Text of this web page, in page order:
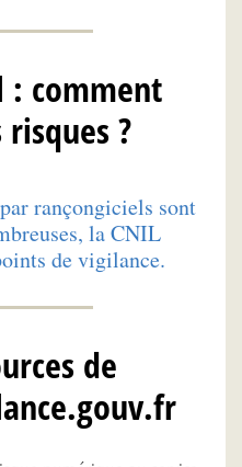
: comment
?
rançongiciels sont
la CNIL
de vigilance.
de